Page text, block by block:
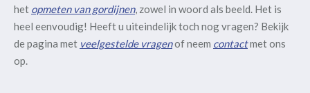
het opmeten van gordijnen, zowel in woord als beeld. Het is
heel eenvoudig! Heeft u uiteindelijk toch nog vragen? Bekijk
de pagina met veelgestelde vragenof neem contactmet ons
op.